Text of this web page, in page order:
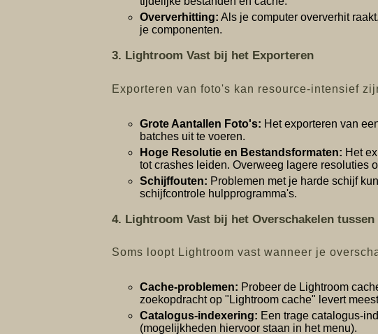
Oververhitting: Als je computer oververhit
je componenten.
3. Lightroom Vast bij het Exporteren
Exporteren van foto's kan resource-intensief
Grote Aantallen Foto's: Het exporteren van
batches uit te voeren.
Hoge Resolutie en Bestandsformaten: Het
tot crashes leiden. Overweeg lagere resoluties
Schijffouten: Problemen met je harde schijf
schijfcontrole hulpprogramma's.
4. Lightroom Vast bij het Overschakelen tussen
Soms loopt Lightroom vast wanneer je
Cache-problemen: Probeer de Lightroom
zoekopdracht op "Lightroom cache" levert
Catalogus-indexering: Een trage catalogus-
(mogelijkheden hiervoor staan in het menu).